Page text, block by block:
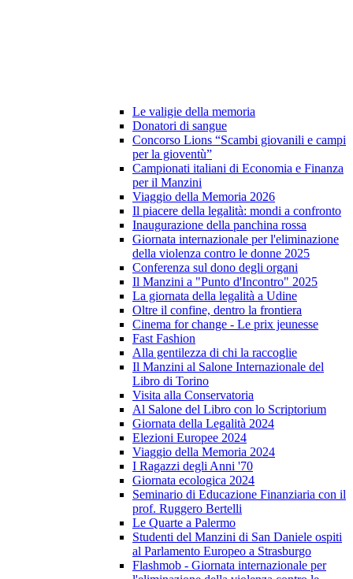
Le valigie della memoria
Donatori di sangue
Concorso Lions “Scambi giovanili e campi
per la gioventù”
Campionati italiani di Economia e Finanza
per il Manzini
Viaggio della Memoria 2026
Il piacere della legalità: mondi a confronto
Inaugurazione della panchina rossa
Giornata internazionale per l'eliminazione
della violenza contro le donne 2025
Conferenza sul dono degli organi
Il Manzini a "Punto d'Incontro" 2025
La giornata della legalità a Udine
Oltre il confine, dentro la frontiera
Cinema for change - Le prix jeunesse
Fast Fashion
Alla gentilezza di chi la raccoglie
Il Manzini al Salone Internazionale del
Libro di Torino
Visita alla Conservatoria
Al Salone del Libro con lo Scriptorium
Giornata della Legalità 2024
Elezioni Europee 2024
Viaggio della Memoria 2024
I Ragazzi degli Anni '70
Giornata ecologica 2024
Seminario di Educazione Finanziaria con il
prof. Ruggero Bertelli
Le Quarte a Palermo
Studenti del Manzini di San Daniele ospiti
al Parlamento Europeo a Strasburgo
Flashmob - Giornata internazionale per